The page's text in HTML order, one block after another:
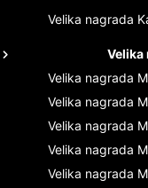
Velika nagrada
Velika
Velika nagrada
Velika nagrada
Velika nagrada
Velika nagrada
Velika nagrada